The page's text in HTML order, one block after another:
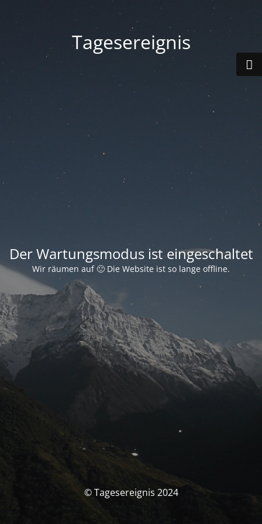
Tagesereignis
Der Wartungsmodus ist eingeschaltet
Wir räumen auf 🙂 Die Website ist so lange offline.
© Tagesereignis 2024